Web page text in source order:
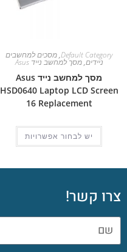
Default Category
,מסכים למחשבים
ניידים,מסך למחשב נייד Asus
מסך למחשב נייד Asus
HSD0640 Laptop LCD Screen
16 Replacement
יש לבחור אפשרויות
צרו קשר!